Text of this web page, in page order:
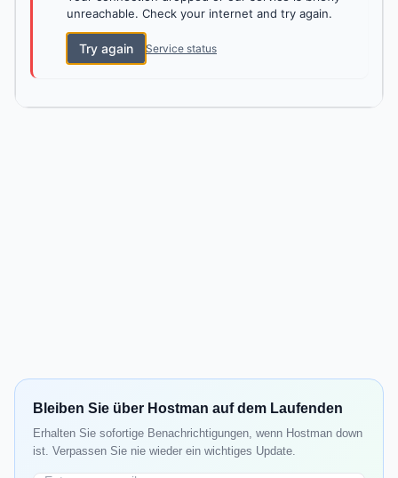
unreachable. Check your internet and try again.
Try again Service status
Bleiben Sie über Hostman auf dem Laufenden
Erhalten Sie sofortige Benachrichtigungen, wenn Hostman down
ist. Verpassen Sie nie wieder ein wichtiges Update.